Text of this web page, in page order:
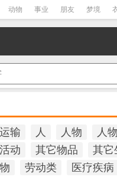
动物 事业 朋友 梦境
房子
输 人 人物
人
动 其它物品
其它
劳动类
医疗疾病